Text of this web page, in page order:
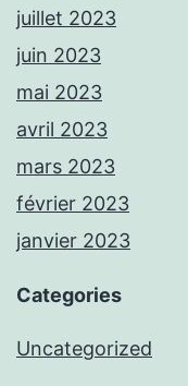
juillet 2023
juin 2023
mai 2023
avril 2023
mars 2023
février 2023
janvier 2023
Categories
Uncategorized